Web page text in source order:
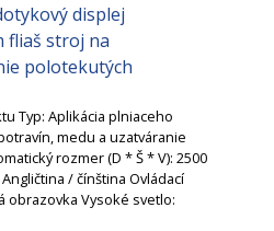
displej
fliaš stroj na
polotekutých
Typ: Aplikácia plniaceho
medu a uzatváranie
rozmer (D * Š * V): 2500
Angličtina / čínština Ovládací
obrazovka Vysoké svetlo: